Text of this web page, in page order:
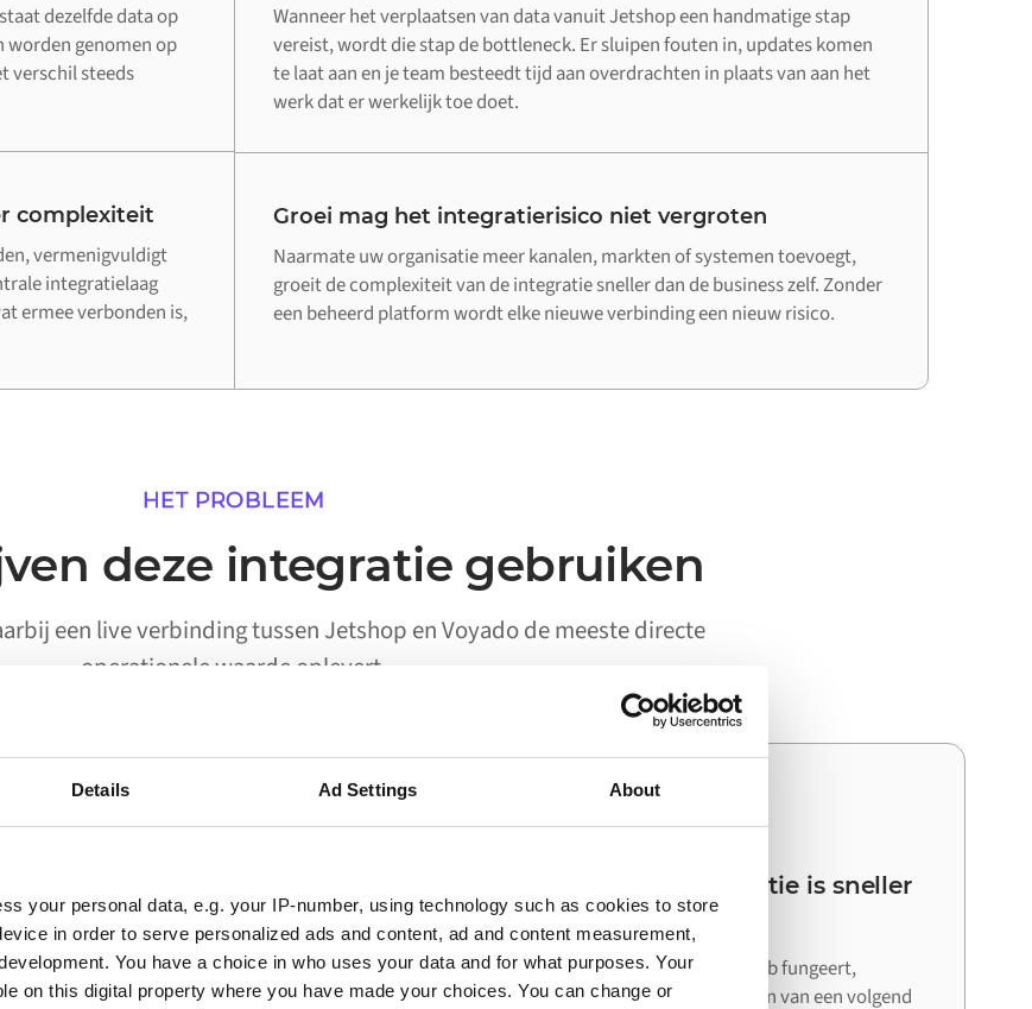
Details Ad Settings About
your personal data, e.g. your IP-number, using technology such as cookies to store
in order to serve personalized ads and content, ad and content measurement,
You have a choice in who uses your data and for what purposes. Your
on this digital property where you have made your choices. You can change or
dezelfde data op
worden genomen op
verschil steeds
Wanneer het verplaatsen van data vanuit Jetshop een handmatige stap
vereist, wordt die stap de bottleneck. Er sluipen fouten in, updates komen
te laat aan en je team besteedt tijd aan overdrachten in plaats van aan het
werk dat er werkelijk toe doet.
complexiteit
vermenigvuldigt
integratielaag
ermee verbonden is,
Groei mag het integratierisico niet vergroten
Naarmate uw organisatie meer kanalen, markten of systemen toevoegt,
groeit de complexiteit van de integratie sneller dan de business zelf. Zonder
een beheerd platform wordt elke nieuwe verbinding een nieuw risico.
HET PROBLEEM
deze integratie gebruiken
een live verbinding tussen Jetshop en Voyado de meeste directe
operationele waarde oplevert.
02
uitgevoerd zonder handmatige
activering
Workflows waarvoor eerder een persoon nodig
03
Je volgende integratie is sneller
dan de eerste
Omdat Alumio als centrale hub fungeert,
hergebruik je bij het aansluiten van een volgend